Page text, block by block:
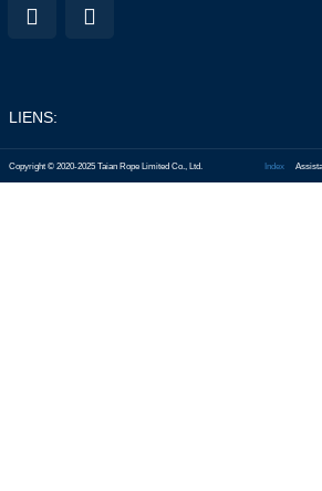
LIENS:
Copyright © 2020-2025 Taian Rope Limited Co., Ltd. Index